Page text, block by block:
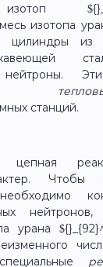
изотопа
цилиндры из
станций.
цепная
Чтобы
нейтронов,
урана